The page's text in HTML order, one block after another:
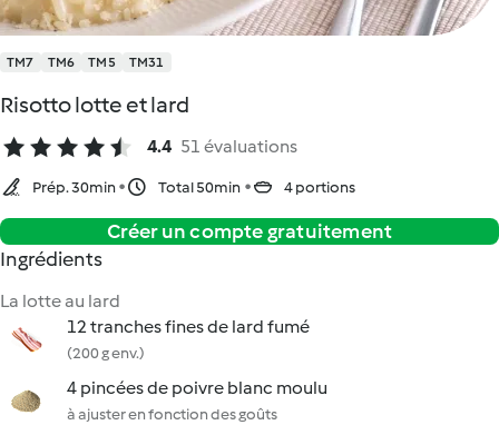
TM7 TM6 TM5 TM31
Risotto lotte et lard
4.4 51 évaluations
Prép. 30min Total 50min 4 portions
Créer un compte gratuitement
Ingrédients
La lotte au lard
12 tranches fines de lard fumé
(200 g env.)
4 pincées de poivre blanc moulu
à ajuster en fonction des goûts